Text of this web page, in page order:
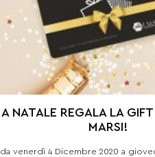
A NATALE REGALA LA GIFT
MARSI!
da venerdì 4 Dicembre 2020 a